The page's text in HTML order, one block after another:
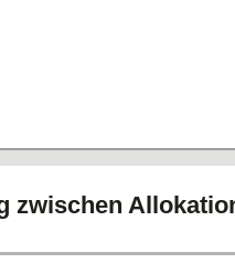
zwischen